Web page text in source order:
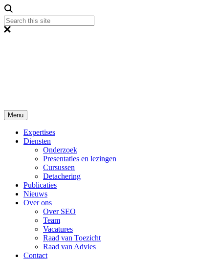
Menu
Expertises
Diensten
Onderzoek
Presentaties en lezingen
Cursussen
Detachering
Publicaties
Nieuws
Over ons
Over SEO
Team
Vacatures
Raad van Toezicht
Raad van Advies
Contact